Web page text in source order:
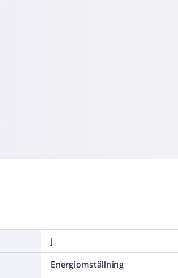
J
Energiomställning